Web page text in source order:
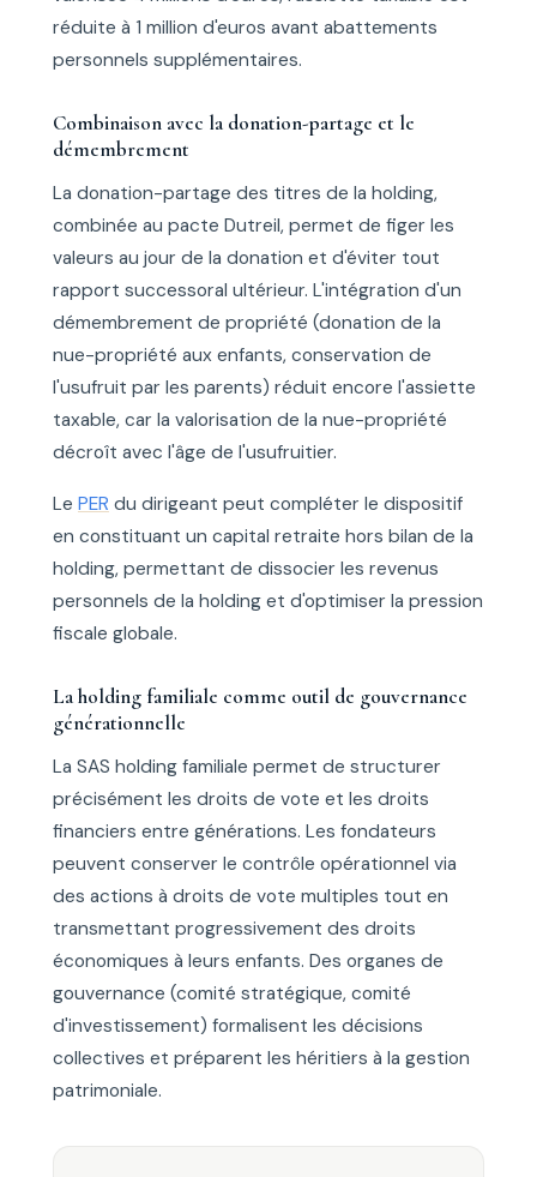
réduite à 1 million d'euros avant abattements
personnels supplémentaires.
Combinaison avec la donation-partage et le
démembrement
La donation-partage des titres de la holding,
combinée au pacte Dutreil, permet de figer les
valeurs au jour de la donation et d'éviter tout
rapport successoral ultérieur. L'intégration d'un
démembrement de propriété (donation de la
nue-propriété aux enfants, conservation de
l'usufruit par les parents) réduit encore l'assiette
taxable, car la valorisation de la nue-propriété
décroît avec l'âge de l'usufruitier.
Le PER du dirigeant peut compléter le dispositif
en constituant un capital retraite hors bilan de la
holding, permettant de dissocier les revenus
personnels de la holding et d'optimiser la pression
fiscale globale.
La holding familiale comme outil de gouvernance
générationnelle
La SAS holding familiale permet de structurer
précisément les droits de vote et les droits
financiers entre générations. Les fondateurs
peuvent conserver le contrôle opérationnel via
des actions à droits de vote multiples tout en
transmettant progressivement des droits
économiques à leurs enfants. Des organes de
gouvernance (comité stratégique, comité
d'investissement) formalisent les décisions
collectives et préparent les héritiers à la gestion
patrimoniale.